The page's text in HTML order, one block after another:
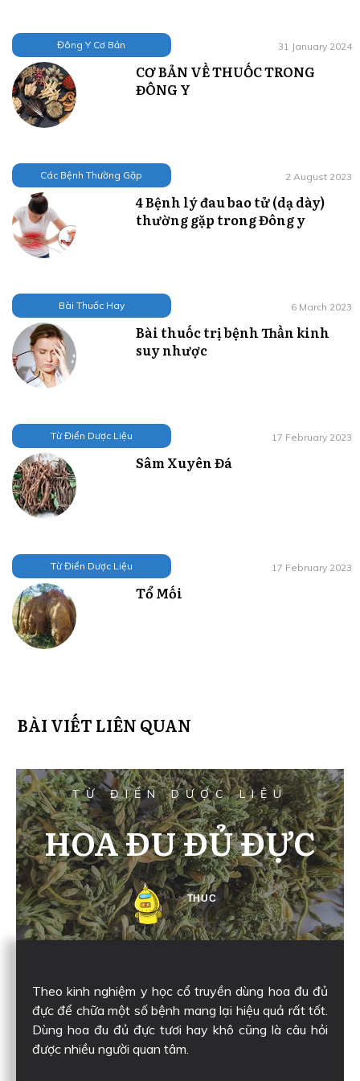
Đông Y Cơ Bản 31 January 2024
CƠ BẢN VỀ THUỐC TRONG
ĐÔNG Y
Các Bệnh Thường Gặp 2 August 2023
4 Bệnh lý đau bao tử (dạ dày)
thường gặp trong Đông y
Bài Thuốc Hay 6 March 2023
Bài thuốc trị bệnh Thần kinh
suy nhược
Từ Điển Dược Liệu 17 February 2023
Sâm Xuyên Đá
Từ Điển Dược Liệu 17 February 2023
Tổ Mối
BÀI VIẾT LIÊN QUAN
TỪ ĐIỂN DƯỢC LIỆU
HOA ĐU ĐỦ ĐỰC
THUC
Theo kinh nghiệm y học cổ truyền dùng hoa đu đủ
đực để chữa một số bệnh mang lại hiệu quả rất tốt.
Dùng hoa đu đủ đực tươi hay khô cũng là câu hỏi
được nhiều người quan tâm.